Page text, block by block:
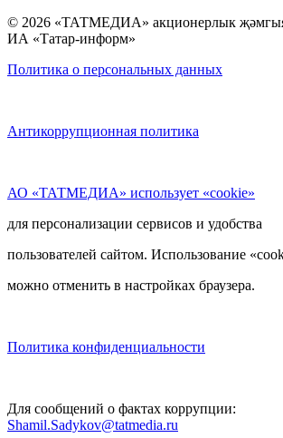
© 2026 «ТАТМЕДИА» акционерлык
ИА «Татар-информ»
Политика о персональных данных
Антикоррупционная политика
АО «ТАТМЕДИА» использует «cookie»
для персонализации сервисов и удобства
пользователей сайтом. Использование
можно отменить в настройках браузера.
Политика конфиденциальности
Для сообщений о фактах коррупции:
Shamil.Sadykov@tatmedia.ru